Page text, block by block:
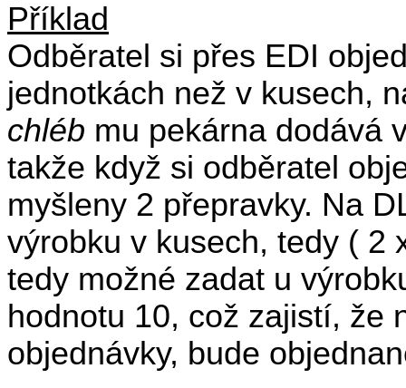
Příklad
Odběratel si přes EDI
jednotkách než v kusech,
chléb mu pekárna dodává
takže když si odběratel
myšleny 2 přepravky. Na
výrobku v kusech, tedy ( 2
tedy možné zadat u
hodnotu 10, což zajistí, že
objednávky, bude